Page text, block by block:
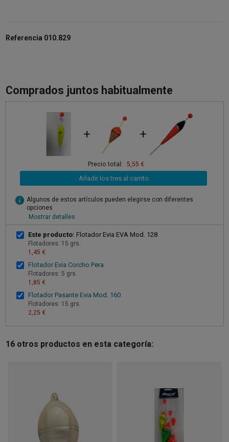
Referencia 010.829
Comprados juntos habitualmente
+ +
Precio total: 5,55 €
Añadir los tres al carrito
info Algunos de estos artículos pueden elegirse con diferentes
opciones
Mostrar detalles
Este producto: Flotador Evia EVA Mod. 128
Flotadores: 15 grs.
1,45 €
Flotador Evia Corcho Pera
Flotadores: 5 grs.
1,85 €
Flotador Pasante Evia Mod. 160
Flotadores: 15 grs.
2,25 €
16 otros productos en esta categoría: